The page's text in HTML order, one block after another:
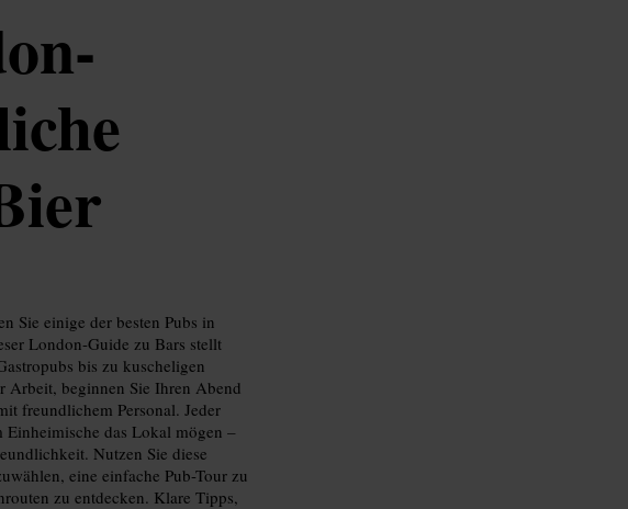
Sie einige der besten Pubs in
London-Guide zu Bars stellt
bis zu kuscheligen
Arbeit, beginnen Sie Ihren Abend
freundlichem Personal. Jeder
das Lokal mögen –
Nutzen Sie diese
eine einfache Pub-Tour zu
zu entdecken. Klare Tipps,